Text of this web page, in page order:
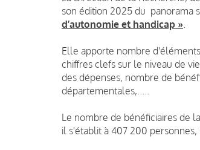
son édition 2025 du panorama
d’autonomie et handicap »
Elle apporte nombre
chiffres clefs sur le niveau de
des dépenses, nombre de
départementales,.....
Le nombre de bénéficiaires de
il s'établit à 407 200